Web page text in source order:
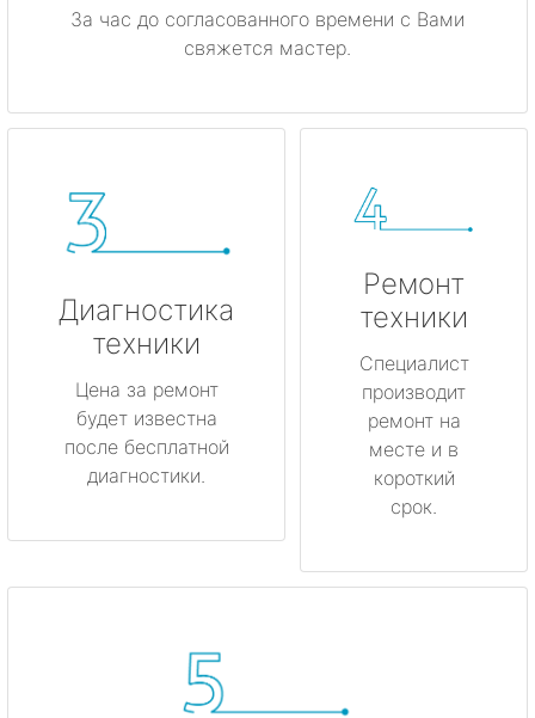
За час до согласованного времени с Вами
свяжется мастер.
Диагностика
техники
Цена за ремонт
будет известна
после бесплатной
диагностики.
Ремонт
техники
Специалист
производит
ремонт на
месте и в
короткий
срок.